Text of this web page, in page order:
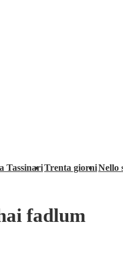
TassinariTrenta giorniNello
fadlum